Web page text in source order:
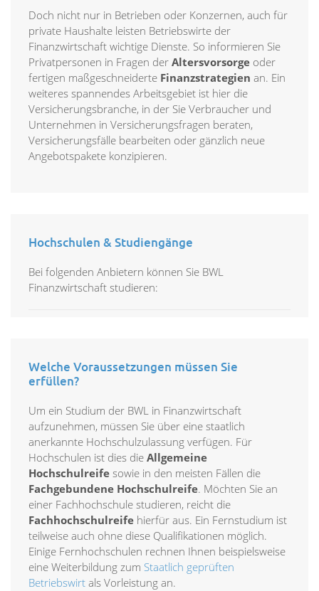
Doch nicht nur in Betrieben oder Konzernen, auch für
private Haushalte leisten Betriebswirte der
Finanzwirtschaft wichtige Dienste. So informieren Sie
Privatpersonen in Fragen der Altersvorsorge oder
fertigen maßgeschneiderte Finanzstrategien an. Ein
weiteres spannendes Arbeitsgebiet ist hier die
Versicherungsbranche, in der Sie Verbraucher und
Unternehmen in Versicherungsfragen beraten,
Versicherungsfälle bearbeiten oder gänzlich neue
Angebotspakete konzipieren.
Hochschulen & Studiengänge
Bei folgenden Anbietern können Sie BWL
Finanzwirtschaft studieren:
Welche Voraussetzungen müssen Sie
erfüllen?
Um ein Studium der BWL in Finanzwirtschaft
aufzunehmen, müssen Sie über eine staatlich
anerkannte Hochschulzulassung verfügen. Für
Hochschulen ist dies die Allgemeine
Hochschulreife sowie in den meisten Fällen die
Fachgebundene Hochschulreife. Möchten Sie an
einer Fachhochschule studieren, reicht die
Fachhochschulreife hierfür aus. Ein Fernstudium ist
teilweise auch ohne diese Qualifikationen möglich.
Einige Fernhochschulen rechnen Ihnen beispielsweise
eine Weiterbildung zum Staatlich geprüften
Betriebswirt als Vorleistung an.